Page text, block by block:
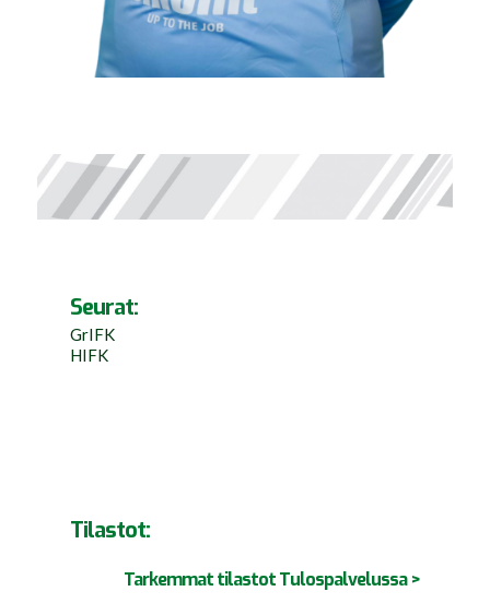
Seurat:
GrIFK
HIFK
Tilastot:
Tarkemmat tilastot Tulospalvelussa >